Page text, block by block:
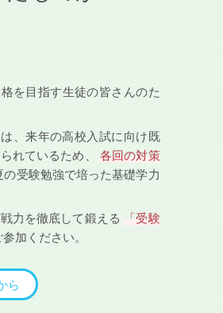
を目指す生徒の皆さんのた
、来年の高校入試に向け既
れているため、
各回の対策
の受験勉強で培った基礎学力
力を徹底して鍛える
「受験
加ください。
ら